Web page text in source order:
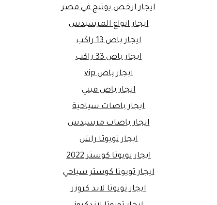
ايجار ارخص يوتنج في مصر
ايجار انواع المرسيدس
ايجار باص 13 راكب
ايجار باص 33 راكب
ايجار باص vip
ايجار باص ميني
ايجار باصات سياحية
ايجار باصات مرسيدس
ايجار تويوتا راش
ايجار تويوتا كوستر 2022
ايجار تويوتا كوستر سياحي
ايجار تويوتا لاند كروزر